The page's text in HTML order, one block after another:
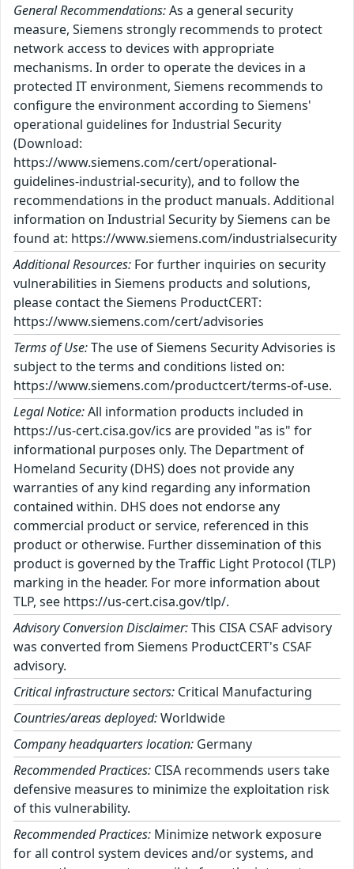
General Recommendations:As a general security
measure, Siemens strongly recommends to protect
network access to devices with appropriate
mechanisms. In order to operate the devices in a
protected IT environment, Siemens recommends to
configure the environment according to Siemens'
operational guidelines for Industrial Security
(Download:
https://www.siemens.com/cert/operational-
guidelines-industrial-security), and to follow the
recommendations in the product manuals. Additional
information on Industrial Security by Siemens can be
found at: https://www.siemens.com/industrialsecurity
Additional Resources: For further inquiries on security
vulnerabilities in Siemens products and solutions,
please contact the Siemens ProductCERT:
https://www.siemens.com/cert/advisories
Terms of Use:The use of Siemens Security Advisories is
subject to the terms and conditions listed on:
https://www.siemens.com/productcert/terms-of-use.
Legal Notice:All information products included in
https://us-cert.cisa.gov/ics are provided "as is" for
informational purposes only. The Department of
Homeland Security (DHS) does not provide any
warranties of any kind regarding any information
contained within. DHS does not endorse any
commercial product or service, referenced in this
product or otherwise. Further dissemination of this
product is governed by the Traffic Light Protocol (TLP)
marking in the header. For more information about
TLP, see https://us-cert.cisa.gov/tlp/.
Advisory Conversion Disclaimer:This CISA CSAF advisory
was converted from Siemens ProductCERT's CSAF
advisory.
Critical infrastructure sectors: Critical Manufacturing
Countries/areas deployed:Worldwide
Company headquarters location: Germany
Recommended Practices: CISA recommends users take
defensive measures to minimize the exploitation risk
of this vulnerability.
Recommended Practices: Minimize network exposure
for all control system devices and/or systems, and